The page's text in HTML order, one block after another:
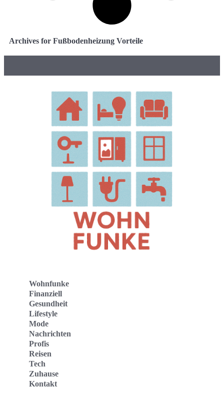
Archives for Fußbodenheizung Vorteile
Wohnfunke
Finanziell
Gesundheit
Lifestyle
Mode
Nachrichten
Profis
Reisen
Tech
Zuhause
Kontakt